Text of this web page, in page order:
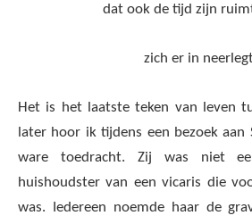
dat ook de tijd zijn
zich er in
Het is het laatste teken van leven
later hoor ik tijdens een bezoek
ware toedracht. Zij was niet
huishoudster van een vicaris die
was. Iedereen noemde haar de